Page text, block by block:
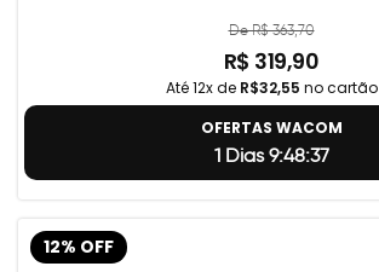
De R$ 363,70
R$ 319,90
Até 12x de R$32,55 no cartão
OFERTAS WACOM
1 Dias 9:48:36
12% OFF